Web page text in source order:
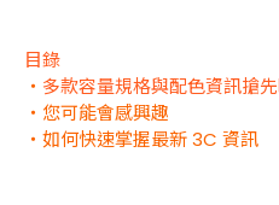
目錄
・ 多款容量規格與配色資訊搶
・您可能會感興趣
・如何快速掌握最新 3C 資訊